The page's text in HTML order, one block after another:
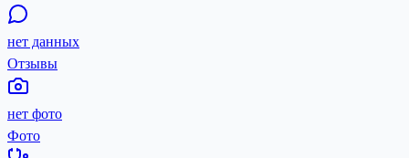
нет данных
Отзывы
нет фото
Фото